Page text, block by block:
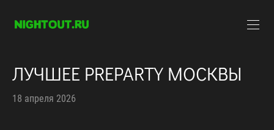
ЛУЧШЕЕ PREPARTY МОСКВЫ
18 апреля 2026